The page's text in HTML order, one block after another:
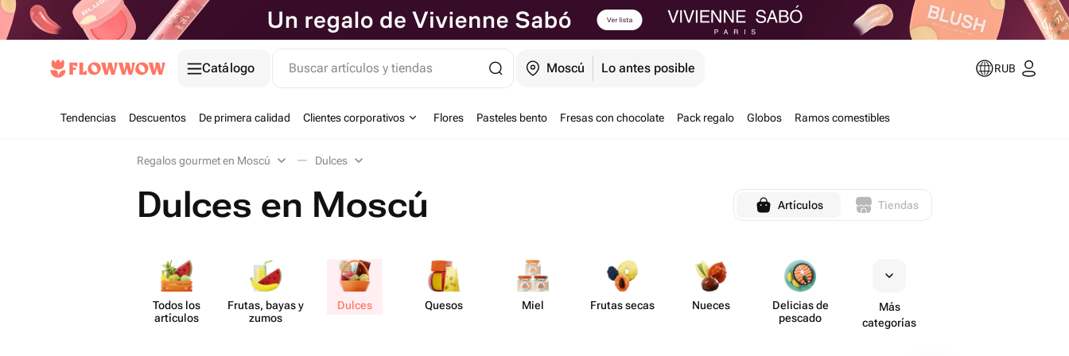
Catálogo Buscar artículos y tiendas Moscú Lo antes posible RUB
Tendencias Descuentos De primera calidad Clientes corporativos Flores Pasteles bento Fresas con chocolate Pack regalo Globos Ramos comestibles
Regalos gourmet en Moscú Dulces
Dulces en Moscú Artículos Tiendas
Todos los
artículos
Frutas, bayas y
zumos
Dulces Quesos Miel Frutas secas Nueces
Delicias de
pescado
Más
categorías